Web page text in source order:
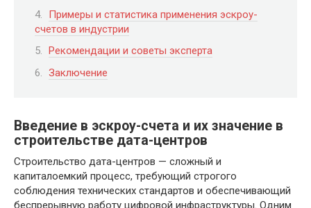
Примеры и статистика применения эскроу-
счетов в индустрии
Рекомендации и советы эксперта
Заключение
Введение в эскроу-счета и их значение в
строительстве дата-центров
Строительство дата-центров — сложный и
капиталоемкий процесс, требующий строгого
соблюдения технических стандартов и обеспечивающий
беспрерывную работу цифровой инфраструктуры. Одним